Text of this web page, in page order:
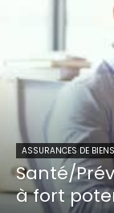
ASSURANCES DE BIENS
Santé/
à fort